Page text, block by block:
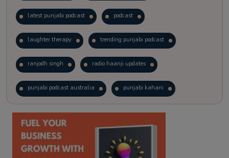
latest punjabi podcast podcast
laughter therapy trending punjabi podcast
ranjodh singh radio haanji updates
punjabi podcast australia punjabi kahani
kitaab kahani punjabi story